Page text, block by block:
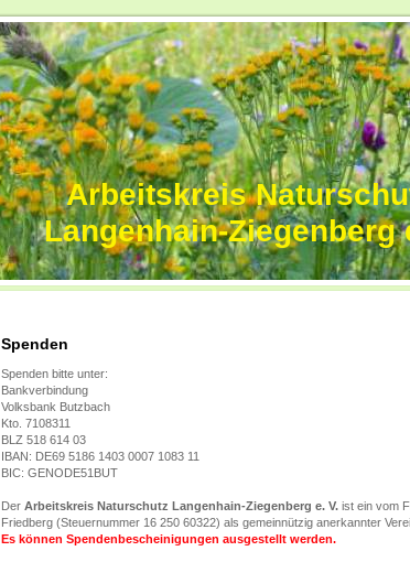
Arbeitskreis
Langenhain-Ziegenberg
Spenden
Spenden bitte unter:
Bankverbindung
Volksbank Butzbach
Kto. 7108311
BLZ 518 614 03
IBAN: DE69 5186 1403 0007 1083 11
BIC: GENODE51BUT
Der Arbeitskreis Naturschutz Langenhain-Ziegenberg e. V. ist ein vom
Friedberg (Steuernummer 16 250 60322) als gemeinnützig anerkannter
Es können Spendenbescheinigungen ausgestellt werden.